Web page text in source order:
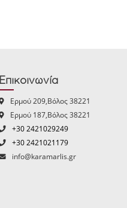
Επικοινωνία
Ερμού 209,Βόλος 38221
Ερμού 187,Βόλος 38221
+30 2421029249
+30 2421021179
info@karamarlis.gr